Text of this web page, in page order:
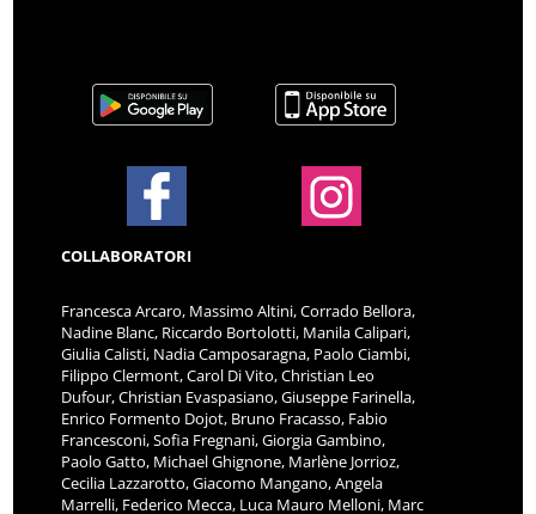
COLLABORATORI
Francesca Arcaro, Massimo Altini, Corrado Bellora,
Nadine Blanc, Riccardo Bortolotti, Manila Calipari,
Giulia Calisti, Nadia Camposaragna, Paolo Ciambi,
Filippo Clermont, Carol Di Vito, Christian Leo
Dufour, Christian Evaspasiano, Giuseppe Farinella,
Enrico Formento Dojot, Bruno Fracasso, Fabio
Francesconi, Sofia Fregnani, Giorgia Gambino,
Paolo Gatto, Michael Ghignone, Marlène Jorrioz,
Cecilia Lazzarotto, Giacomo Mangano, Angela
Marrelli, Federico Mecca, Luca Mauro Melloni, Marc